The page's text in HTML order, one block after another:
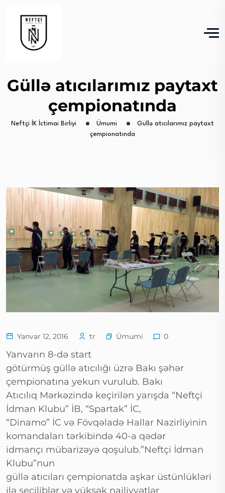
Güllə atıcılarımız paytaxt
çempionatında
Neftçi İK İctimai Birliyi Ümumi
Güllə atıcılarımız paytaxt
çempionatında
Yanvar 12, 2016 tr Ümumi 0
Yanvarın 8-də start
götürmüş güllə atıcılığı üzrə Bakı şəhər
çempionatına yekun vurulub. Bakı
Atıcılıq Mərkəzində keçirilən yarışda “Neftçi
İdman Klubu” İB, “Spartak” İC,
“Dinamo” İC və Fövqəladə Hallar Nazirliyinin
komandaları tərkibində 40-a qədər
idmançı mübarizəyə qoşulub.”Neftçi İdman
Klubu”nun
güllə atıcıları çempionatda aşkar üstünlükləri
ilə seçiliblər və yüksək nailiyyətlər